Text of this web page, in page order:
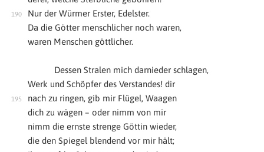
Nur der Würmer Erster, Edelster.
Da die Götter menschlicher noch waren,
waren Menschen göttlicher.
Dessen Stralen mich darnieder schlagen,
Werk und Schöpfer des Verstandes! dir
nach zu ringen, gib mir Flügel, Waagen
dich zu wägen – oder nimm von mir
nimm die ernste strenge Göttin wieder,
die den Spiegel blendend vor mir hält;